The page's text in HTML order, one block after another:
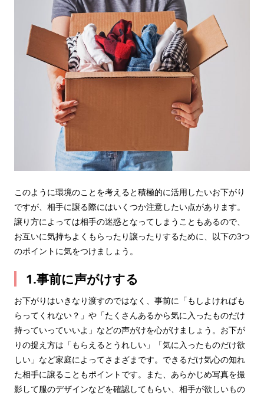
このように環境のことを考えると積極的に活用したいお下がり
ですが、相手に譲る際にはいくつか注意したい点があります。
譲り方によっては相手の迷惑となってしまうこともあるので、
お互いに気持ちよくもらったり譲ったりするために、以下の3つ
のポイントに気をつけましょう。
1.事前に声がけする
お下がりはいきなり渡すのではなく、事前に「もしよければも
らってくれない？」や「たくさんあるから気に入ったものだけ
持っていっていいよ」などの声がけを心がけましょう。お下が
りの捉え方は「もらえるとうれしい」「気に入ったものだけ欲
しい」など家庭によってさまざまです。できるだけ気心の知れ
た相手に譲ることもポイントです。また、あらかじめ写真を撮
影して服のデザインなどを確認してもらい、相手が欲しいもの